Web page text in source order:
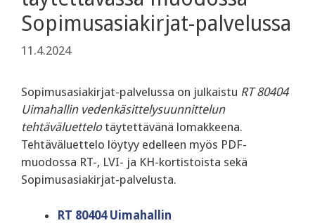
Sopimusasiakirjat-palvelussa
11.4.2024
Sopimusasiakirjat-palvelussa on julkaistu RT 80404
Uimahallin vedenkäsittelysuunnittelun
tehtäväluettelotäytettävänä lomakkeena.
Tehtäväluettelo löytyy edelleen myös PDF-
muodossa RT-, LVI- ja KH-kortistoista sekä
Sopimusasiakirjat-palvelusta.
RT 80404 Uimahallin